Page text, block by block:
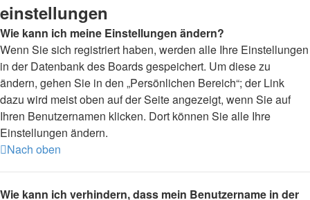
einstellungen
Wie kann ich meine Einstellungen ändern?
Wenn Sie sich registriert haben, werden alle Ihre Einstellungen
in der Datenbank des Boards gespeichert. Um diese zu
ändern, gehen Sie in den „Persönlichen Bereich“; der Link
dazu wird meist oben auf der Seite angezeigt, wenn Sie auf
Ihren Benutzernamen klicken. Dort können Sie alle Ihre
Einstellungen ändern.
Nach oben
Wie kann ich verhindern, dass mein Benutzername in der